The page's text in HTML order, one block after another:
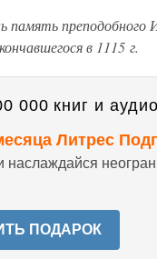
преподобного
в 1115 г.
000 книг и
Литрес
наслаждайся
ПОДАРОК